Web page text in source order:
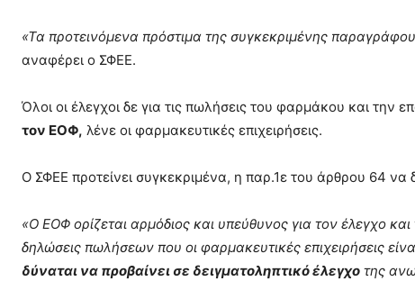
«Τα προτεινόμενα πρόστιμα της συγκεκριμένης παραγράφου
αναφέρει ο ΣΦΕΕ.
Όλοι οι έλεγχοι δε για τις πωλήσεις του φαρμάκου και την
τον ΕΟΦ, λένε οι φαρμακευτικές επιχειρήσεις.
Ο ΣΦΕΕ προτείνει συγκεκριμένα, η παρ.1ε του άρθρου 64 να
«Ο ΕΟΦ ορίζεται αρμόδιος και υπεύθυνος για τον έλεγχο
δηλώσεις πωλήσεων που οι φαρμακευτικές επιχειρήσεις
δύναται να προβαίνει σε δειγματοληπτικό έλεγχο της